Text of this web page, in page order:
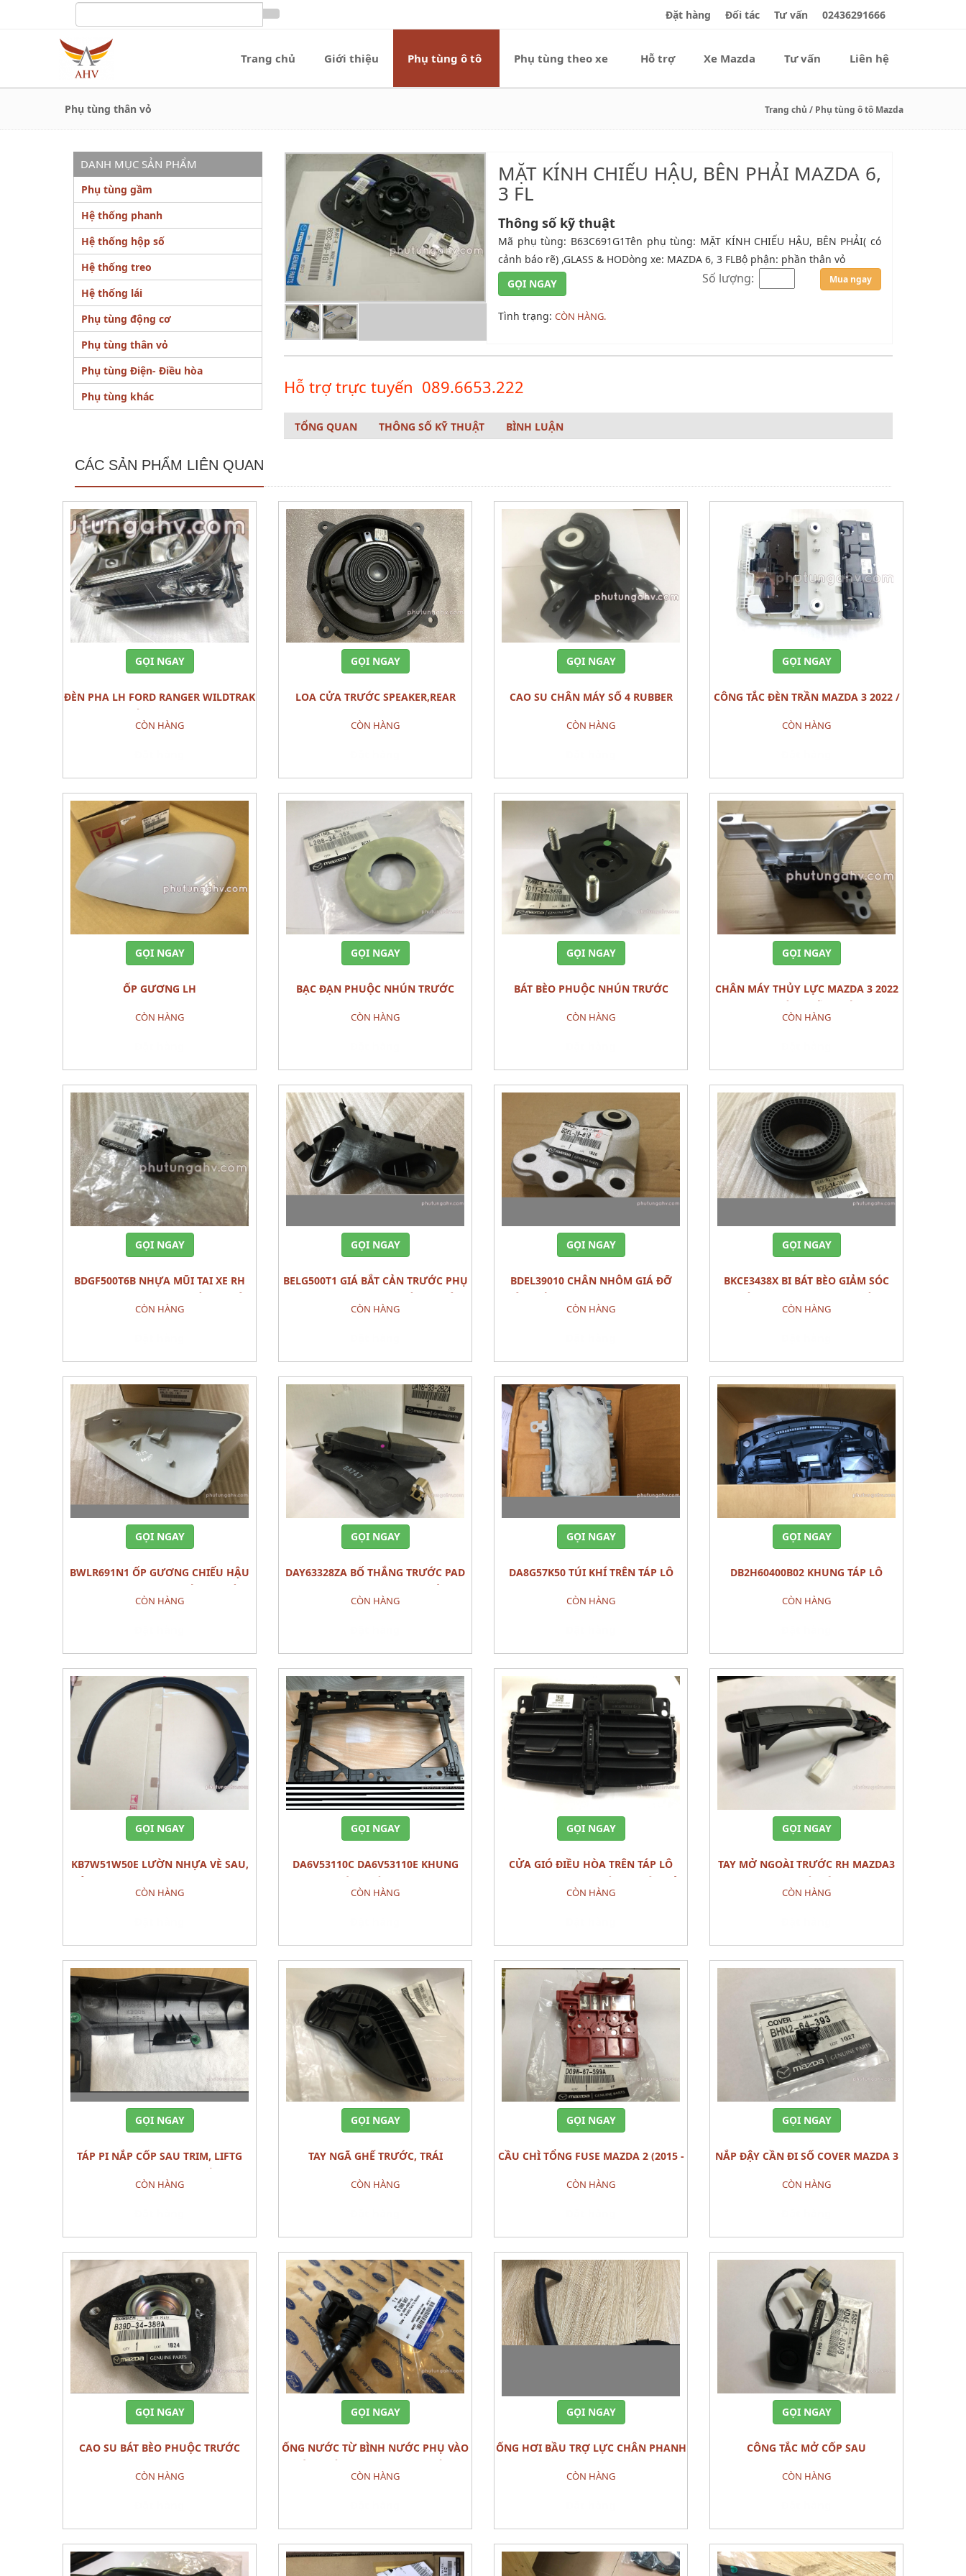
Đặt hàng Đối tác Tư vấn 02436291666
Trang chủ Giới thiệu Phụ tùng ô tô Phụ tùng theo xe Hỗ trợ Xe Mazda Tư vấn Liên hệ
Phụ tùng thân vỏ Trang chủ / Phụ tùng ô tô Mazda
DANH MỤC SẢN PHẨM
Phụ tùng gầm
Hệ thống phanh
Hệ thống hộp số
Hệ thống treo
Hệ thống lái
Phụ tùng động cơ
Phụ tùng thân vỏ
Phụ tùng Điện- Điều hòa
Phụ tùng khác
MẶT KÍNH CHIẾU HẬU, BÊN PHẢI MAZDA 6,
3 FL
Thông số kỹ thuật
Mã phụ tùng: B63C691G1Tên phụ tùng: MẶT KÍNH CHIẾU HẬU, BÊN PHẢI( có
cảnh báo rẽ) ,GLASS & HODòng xe: MAZDA 6, 3 FLBộ phận: phần thân vỏ
GỌI NGAY
Số lượng: Mua ngay
Tình trạng: CÒN HÀNG.
Hỗ trợ trực tuyến 089.6653.222
TỔNG QUAN THÔNG SỐ KỸ THUẬT BÌNH LUẬN
CÁC SẢN PHẨM LIÊN QUAN
GỌI NGAY
ĐÈN PHA LH FORD RANGER WILDTRAK
13101-J
CÒN HÀNG
GỌI NGAY
LOA CỬA TRƯỚC SPEAKER,REAR
CÒN HÀNG
GỌI NGAY
CAO SU CHÂN MÁY SỐ 4 RUBBER
CÒN HÀNG
GỌI NGAY
CÔNG TẮC ĐÈN TRẦN MAZDA 3 2022 /
CÒN HÀNG
GỌI NGAY
ỐP GƯƠNG LH
CÒN HÀNG
GỌI NGAY
BẠC ĐẠN PHUỘC NHÚN TRƯỚC
CÒN HÀNG
GỌI NGAY
BÁT BÈO PHUỘC NHÚN TRƯỚC
CÒN HÀNG
GỌI NGAY
CHÂN MÁY THỦY LỰC MAZDA 3 2022
CÒN HÀNG
GỌI NGAY
BDGF500T6B NHỰA MŨI TAI XE RH
VỎ
CÒN HÀNG
GỌI NGAY
BELG500T1 GIÁ BẮT CẢN TRƯỚC PHỤ
VỎ
CÒN HÀNG
GỌI NGAY
BDEL39010 CHÂN NHÔM GIÁ ĐỠ
TÙNG GẦM MÁY
CÒN HÀNG
GỌI NGAY
BKCE3438X BI BÁT BÈO GIẢM SÓC
GẦM
CÒN HÀNG
GỌI NGAY
BWLR691N1 ỐP GƯƠNG CHIẾU HẬU
THÂN VỎ
CÒN HÀNG
GỌI NGAY
DAY63328ZA BỐ THẮNG TRƯỚC PAD
CÒN HÀNG
GỌI NGAY
DA8G57K50 TÚI KHÍ TRÊN TÁP LÔ
TÙNG PHÂN ĐIỆN
CÒN HÀNG
GỌI NGAY
DB2H60400B02 KHUNG TÁP LÔ
TÙNG THÂN VỎ NỘI THÂT
CÒN HÀNG
GỌI NGAY
KB7W51W50E LƯỜN NHỰA VÈ SAU,
(2020) PHỤ TÙNG PHẦN THÂN VỎ
CÒN HÀNG
GỌI NGAY
DA6V53110C DA6V53110E KHUNG
MAZDA 2 (2015) - PHỤ TÙNG THÂN VỎ
CÒN HÀNG
GỌI NGAY
CỬA GIÓ ĐIỀU HÒA TRÊN TÁP LÔ
NỘI THẤT
CÒN HÀNG
GỌI NGAY
TAY MỞ NGOÀI TRƯỚC RH MAZDA3
CÒN HÀNG
GỌI NGAY
TÁP PI NẮP CỐP SAU TRIM, LIFTG
CÒN HÀNG
GỌI NGAY
TAY NGÃ GHẾ TRƯỚC, TRÁI
CÁI
CÒN HÀNG
GỌI NGAY
CẦU CHÌ TỔNG FUSE MAZDA 2 (2015 -
CÒN HÀNG
GỌI NGAY
NẮP ĐẬY CẦN ĐI SỐ COVER MAZDA 3
CÒN HÀNG
GỌI NGAY
CAO SU BÁT BÈO PHUỘC TRƯỚC
CÒN HÀNG
GỌI NGAY
ỐNG NƯỚC TỪ BÌNH NƯỚC PHỤ VÀO
HÃNG
CÒN HÀNG
GỌI NGAY
ỐNG HƠI BẦU TRỢ LỰC CHÂN PHANH
CÒN HÀNG
GỌI NGAY
CÔNG TẮC MỞ CỐP SAU
CÒN HÀNG